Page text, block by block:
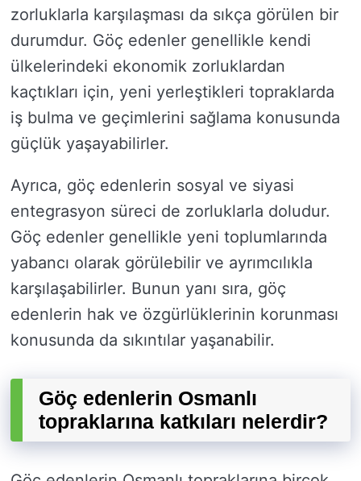
zorluklarla karşılaşması da sıkça görülen bir
durumdur. Göç edenler genellikle kendi
ülkelerindeki ekonomik zorluklardan
kaçtıkları için, yeni yerleştikleri topraklarda
iş bulma ve geçimlerini sağlama konusunda
güçlük yaşayabilirler.
Ayrıca, göç edenlerin sosyal ve siyasi
entegrasyon süreci de zorluklarla doludur.
Göç edenler genellikle yeni toplumlarında
yabancı olarak görülebilir ve ayrımcılıkla
karşılaşabilirler. Bunun yanı sıra, göç
edenlerin hak ve özgürlüklerinin korunması
konusunda da sıkıntılar yaşanabilir.
Göç edenlerin Osmanlı
topraklarına katkıları nelerdir?